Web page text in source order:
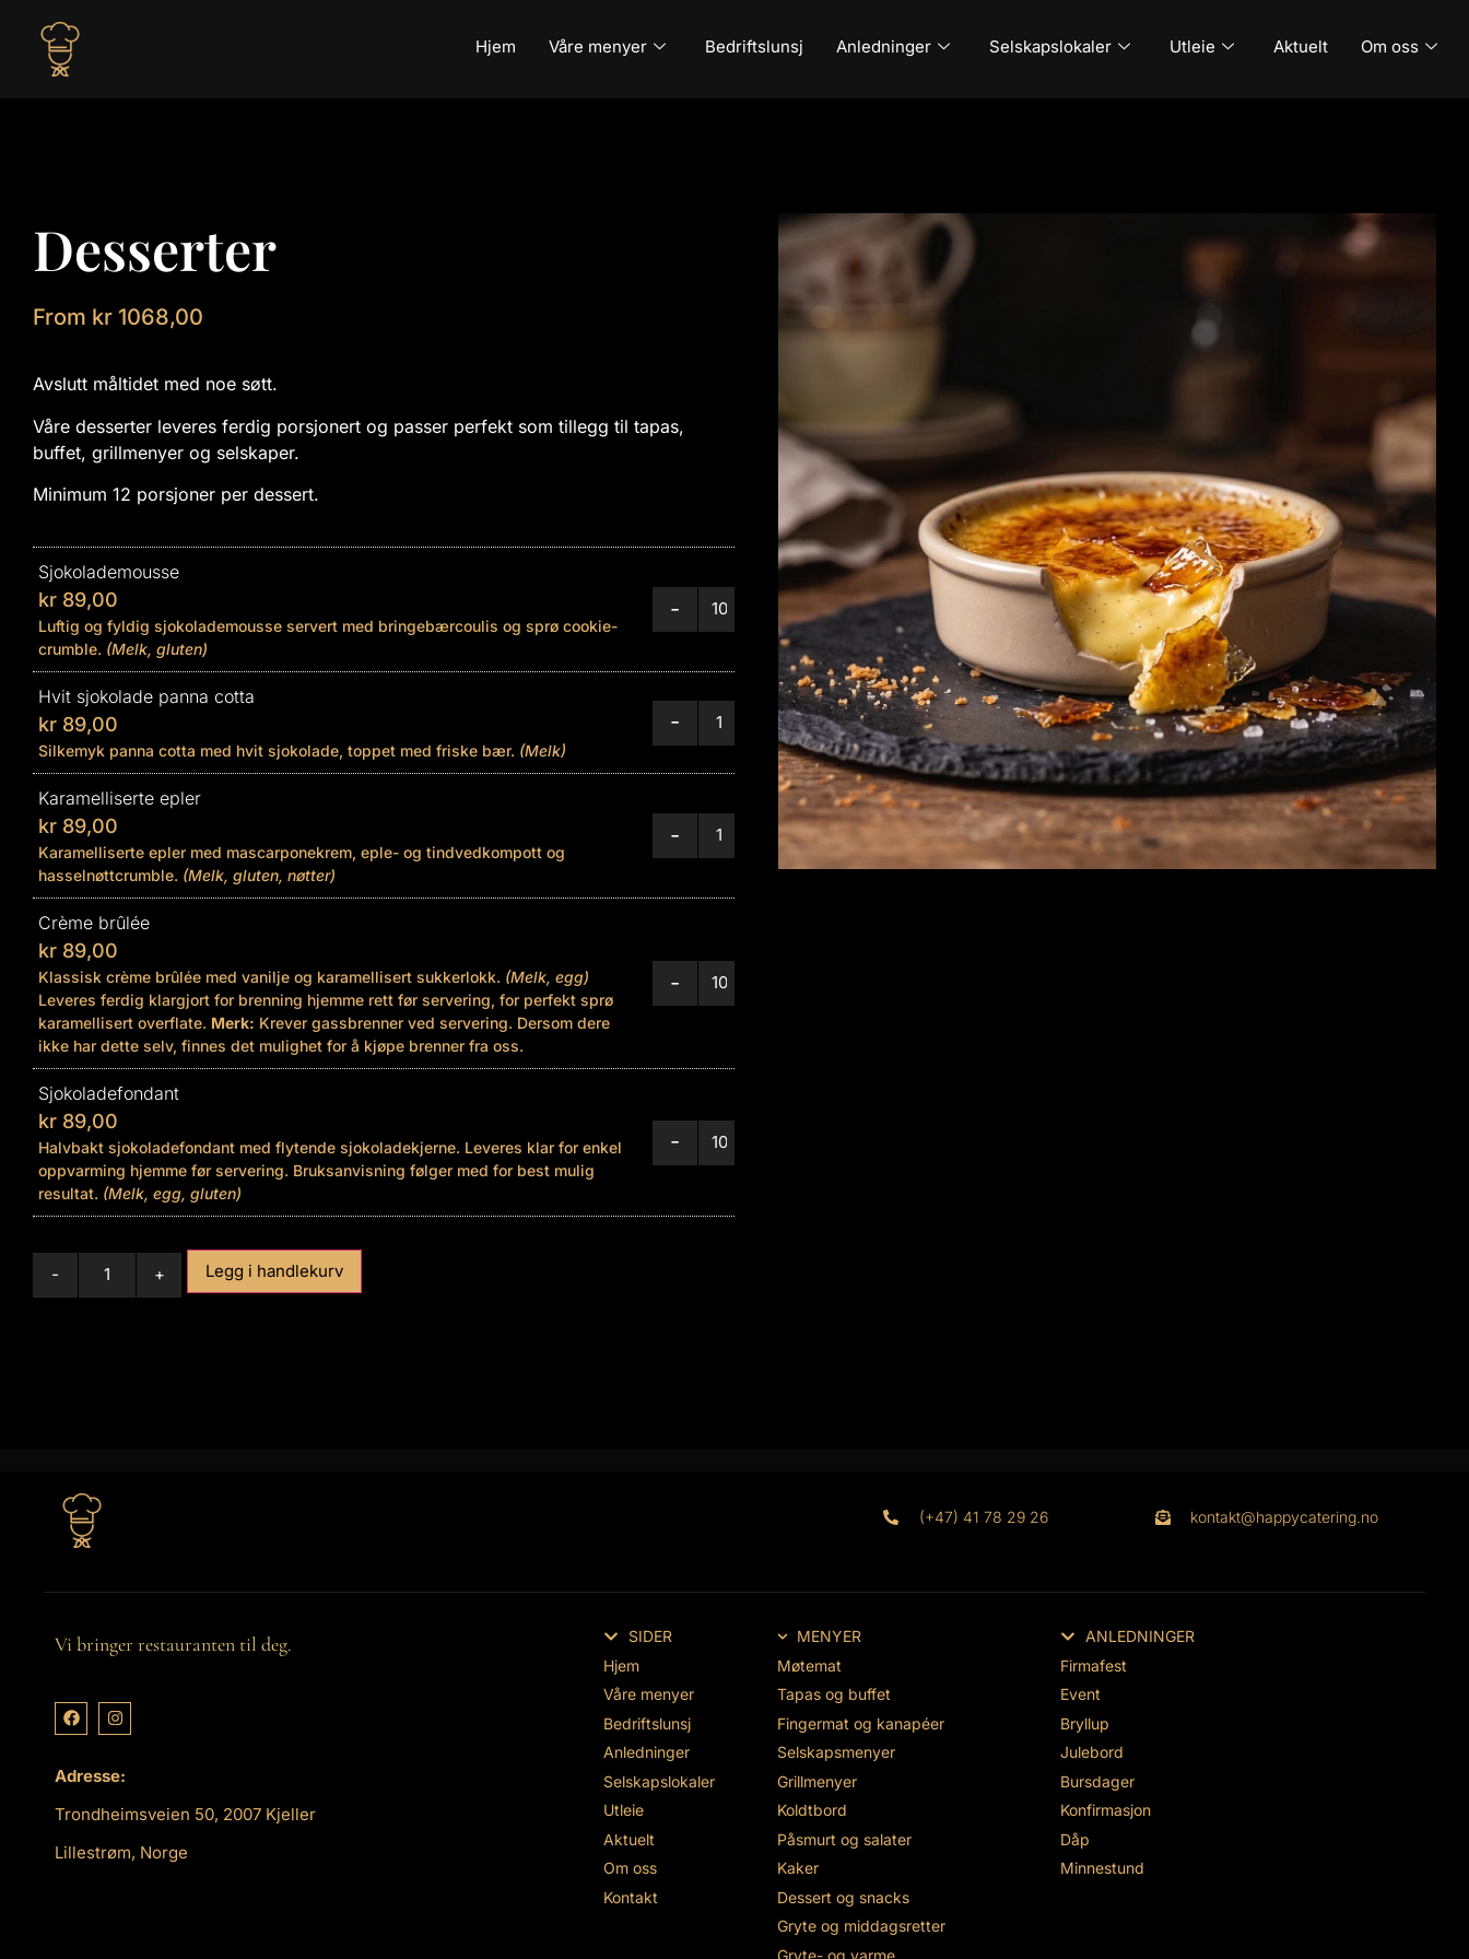
Hjem Våre menyer Bedriftslunsj Anledninger Selskapslokaler Utleie Aktuelt Om oss
Desserter
From kr 1068,00
Avslutt måltidet med noe søtt.
Våre desserter leveres ferdig porsjonert og passer perfekt som tillegg til tapas,
buffet, grillmenyer og selskaper.
Minimum 12 porsjoner per dessert.
Sjokolademousse
kr 89,00
Luftig og fyldig sjokolademousse servert med bringebærcoulis og sprø cookie-
crumble. (Melk, gluten)
-
Hvit sjokolade panna cotta
kr 89,00
Silkemyk panna cotta med hvit sjokolade, toppet med friske bær. (Melk)
-
Karamelliserte epler
kr 89,00
Karamelliserte epler med mascarponekrem, eple- og tindvedkompott og
hasselnøttcrumble. (Melk, gluten, nøtter)
-
Crème brûlée
kr 89,00
Klassisk crème brûlée med vanilje og karamellisert sukkerlokk. (Melk, egg)
Leveres ferdig klargjort for brenning hjemme rett før servering, for perfekt sprø
karamellisert overflate. Merk: Krever gassbrenner ved servering. Dersom dere
ikke har dette selv, finnes det mulighet for å kjøpe brenner fra oss.
-
Sjokoladefondant
kr 89,00
Halvbakt sjokoladefondant med flytende sjokoladekjerne. Leveres klar for enkel
oppvarming hjemme før servering. Bruksanvisning følger med for best mulig
resultat. (Melk, egg, gluten)
-
- + Legg i handlekurv
(+47) 41 78 29 26 kontakt@happycatering.no
Vi bringer restauranten til deg.
Adresse:
Trondheimsveien 50, 2007 Kjeller
Lillestrøm, Norge
SIDER
Hjem
Våre menyer
Bedriftslunsj
Anledninger
Selskapslokaler
Utleie
Aktuelt
Om oss
Kontakt
MENYER
Møtemat
Tapas og buffet
Fingermat og kanapéer
Selskapsmenyer
Grillmenyer
Koldtbord
Påsmurt og salater
Kaker
Dessert og snacks
Gryte og middagsretter
Gryte- og varme
ANLEDNINGER
Firmafest
Event
Bryllup
Julebord
Bursdager
Konfirmasjon
Dåp
Minnestund